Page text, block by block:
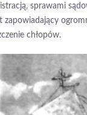
sprawami
chłopów.